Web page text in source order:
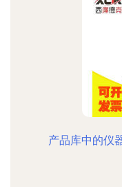
产品库中的仪